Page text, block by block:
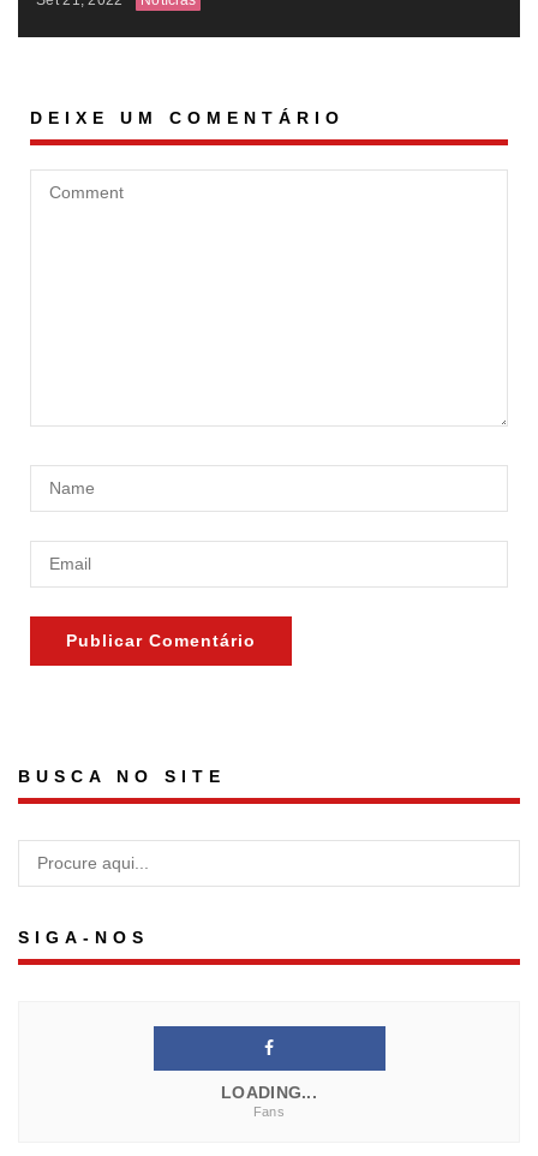
DEIXE UM COMENTÁRIO
BUSCA NO SITE
SIGA-NOS
LOADING...
Fans